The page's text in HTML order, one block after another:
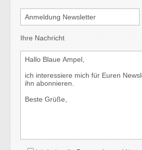
Ihre Nachricht